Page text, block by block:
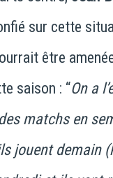
sur cette
être
saison : “On a
matchs en
jouent demain